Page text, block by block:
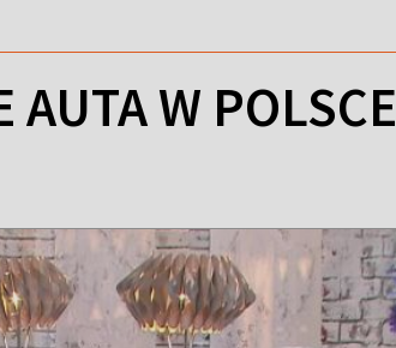
W POLSCE